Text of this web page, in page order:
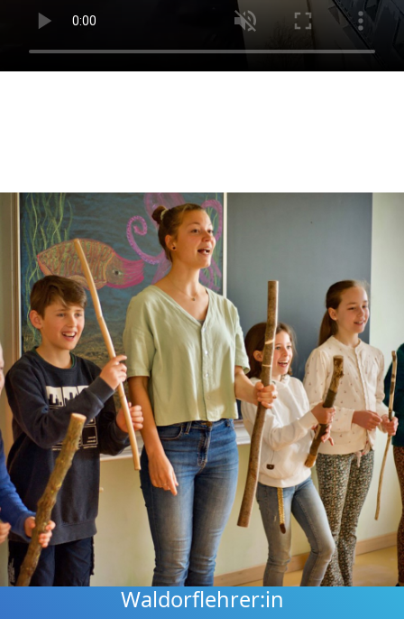
Waldorflehrer:in